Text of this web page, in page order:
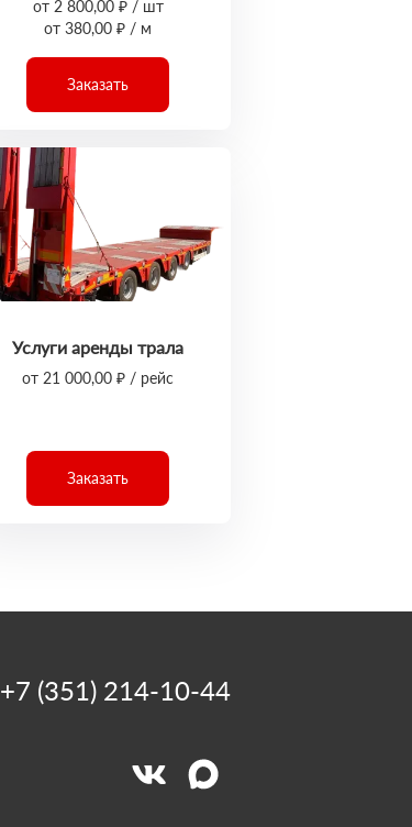
от 2 800,00 ₽ / шт
от 380,00 ₽ / м
Заказать
Услуги аренды трала
от 21 000,00 ₽ / рейс
Заказать
+7 (351) 214-10-44